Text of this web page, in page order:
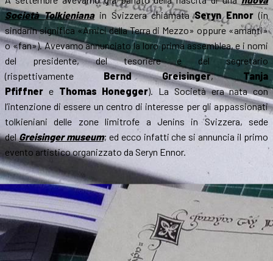
Società Tolkienianain Svizzera chiamataSeryn Ennor (in
sindarin significa «Amici della Terra di Mezzo» oppure «amanti»
o «fan»). Avevamo annunciato la loro prima assemblea, e i nomi
del presidente, del tesoriere e del segretario
(rispettivamente Bernd Greisinger, Tanja
Pfiffner e Thomas Honegger). La Società era nata con
l’intenzione di essere un centro di interesse per gli appassionati
tolkieniani delle zone limitrofe a Jenins in Svizzera, sede
delGreisinger museum; ed ecco infatti che si annuncia il primo
evento artistico organizzato da Seryn Ennor.